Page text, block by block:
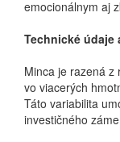
emocionálnym aj
Technické
Minca je razená z
vo viacerých
Táto variabilita
investičného